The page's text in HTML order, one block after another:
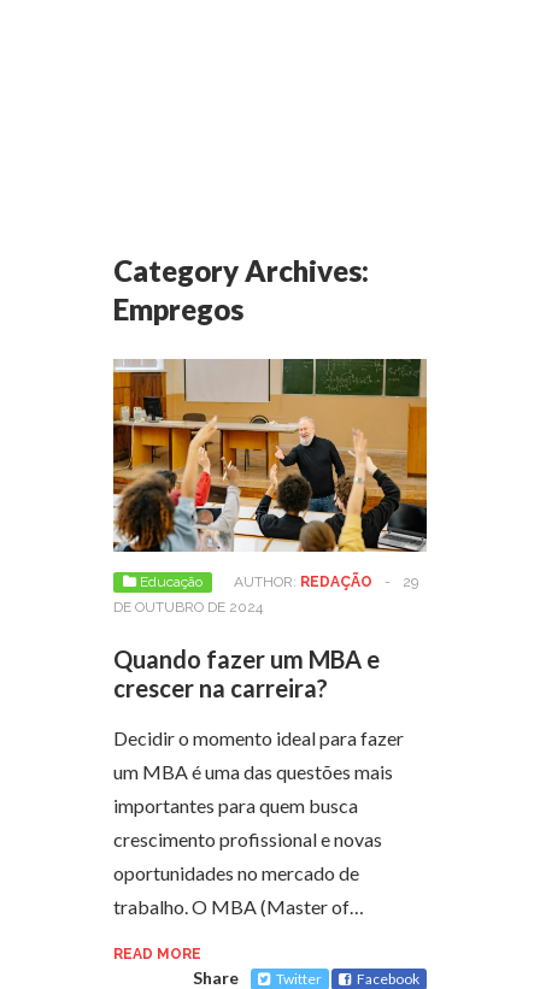
Category Archives:
Empregos
Educação AUTHOR: REDAÇÃO -
29
DE OUTUBRO DE 2024
Quando fazer um MBA e
crescer na carreira?
Decidir o momento ideal para fazer
um MBA é uma das questões mais
importantes para quem busca
crescimento profissional e novas
oportunidades no mercado de
trabalho. O MBA (Master of…
READ MORE
Share Twitter Facebook